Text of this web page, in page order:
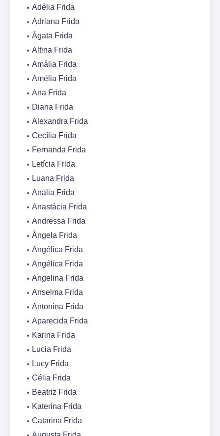
Adélia Frida
Adriana Frida
Ágata Frida
Altina Frida
Amália Frida
Amélia Frida
Ana Frida
Diana Frida
Alexandra Frida
Cecília Frida
Fernanda Frida
Letícia Frida
Luana Frida
Anália Frida
Anastácia Frida
Andressa Frida
Ângela Frida
Angélica Frida
Angélica Frida
Angelina Frida
Anselma Frida
Antonina Frida
Aparecida Frida
Karina Frida
Lucia Frida
Lucy Frida
Célia Frida
Beatriz Frida
Katerina Frida
Catarina Frida